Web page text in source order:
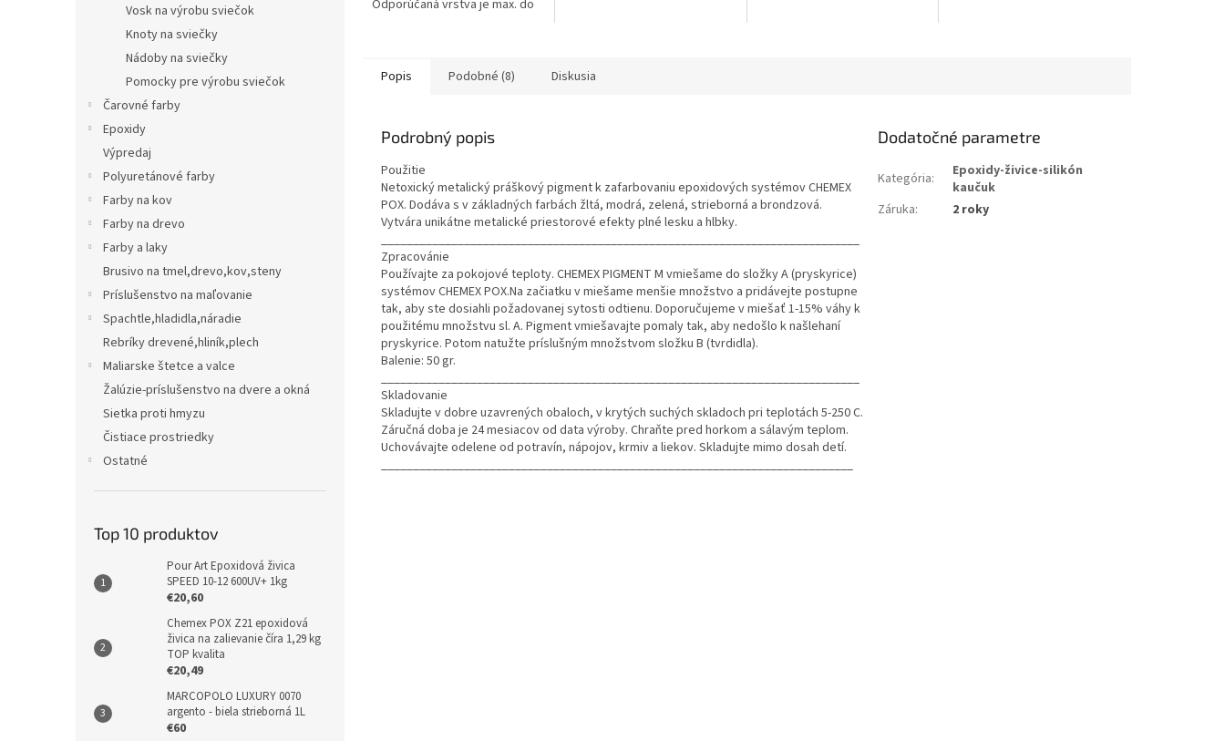
Vosk na výrobu sviečok
Knoty na sviečky
Nádoby na sviečky
Pomocky pre výrobu sviečok
Čarovné farby
Epoxidy
Výpredaj
Polyuretánové farby
Farby na kov
Farby na drevo
Farby a laky
Brusivo na tmel,drevo,kov,steny
Príslušenstvo na maľovanie
Spachtle,hladidla,náradie
Rebríky drevené,hliník,plech
Maliarske štetce a valce
Žalúzie-príslušenstvo na dvere a okná
Sietka proti hmyzu
Čistiace prostriedky
Ostatné
Top 10 produktov
Pour Art Epoxidová živica
SPEED 10-12 600UV+ 1kg
€20,60
Chemex POX Z21 epoxidová
živica na zalievanie číra 1,29 kg
TOP kvalita
€20,49
MARCOPOLO LUXURY 0070
argento - biela strieborná 1L
€60
Odporúčaná vrstva je max. do
Popis Podobné (8) Diskusia
Podrobný popis
Použitie
Netoxický metalický práškový pigment k zafarbovaniu epoxidových systémov CHEMEX
POX. Dodáva s v základných farbách žltá, modrá, zelená, strieborná a brondzová.
Vytvára unikátne metalické priestorové efekty plné lesku a hlbky.
___________________________________________________________________________
Zpracovánie
Používajte za pokojové teploty. CHEMEX PIGMENT M vmiešame do složky A (pryskyrice)
systémov CHEMEX POX.Na začiatku v miešame menšie množstvo a pridávejte postupne
tak, aby ste dosiahli požadovanej sytosti odtienu. Doporučujeme v miešať 1-15% váhy k
použitému množstvu sl. A. Pigment vmiešavajte pomaly tak, aby nedošlo k našlehaní
pryskyrice. Potom natužte príslušným množstvom složku B (tvrdidla).
Balenie: 50 gr.
___________________________________________________________________________
Skladovanie
Skladujte v dobre uzavrených obaloch, v krytých suchých skladoch pri teplotách 5-250 C.
Záručná doba je 24 mesiacov od data výroby. Chraňte pred horkom a sálavým teplom.
Uchovávajte odelene od potravín, nápojov, krmiv a liekov. Skladujte mimo dosah detí.
__________________________________________________________________________
Dodatočné parametre
Kategória:
Epoxidy-živice-silikón
kaučuk
Záruka: 2 roky